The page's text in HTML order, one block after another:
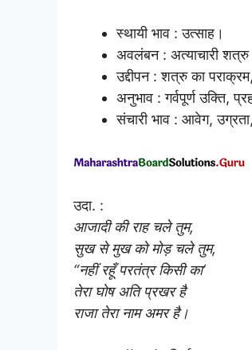
स्थायी भाव : उत्साह।
अवलंबन : अत्याचारी
उद्दीपन : शत्रु का
अनुभाव : गर्वपूर्ण उक्ति,
संचारी भाव : आवेग,
उदा. :
आजादी की राह चले तुम,
सुख से मुख को मोड़ चले तुम,
“नहीं रहूँ परतंत्र किसी का’
तेरा घोष अति प्रखर है
राजा तेरा नाम अमर है।